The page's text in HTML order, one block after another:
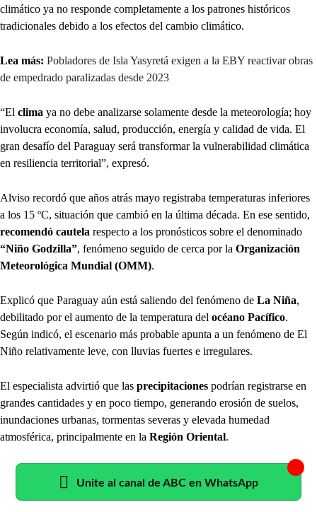
climático ya no responde completamente a los patrones históricos
tradicionales debido a los efectos del cambio climático.
Lea más: Pobladores de Isla Yasyretá exigen a la EBY reactivar obras
de empedrado paralizadas desde 2023
“El clima ya no debe analizarse solamente desde la meteorología; hoy
involucra economía, salud, producción, energía y calidad de vida. El
gran desafío del Paraguay será transformar la vulnerabilidad climática
en resiliencia territorial”, expresó.
Alviso recordó que años atrás mayo registraba temperaturas inferiores
a los 15 ºC, situación que cambió en la última década. En ese sentido,
recomendó cautela respecto a los pronósticos sobre el denominado
“Niño Godzilla”, fenómeno seguido de cerca por la Organización
Meteorológica Mundial (OMM).
Explicó que Paraguay aún está saliendo del fenómeno de La Niña,
debilitado por el aumento de la temperatura del océano Pacífico.
Según indicó, el escenario más probable apunta a un fenómeno de El
Niño relativamente leve, con lluvias fuertes e irregulares.
El especialista advirtió que las precipitaciones podrían registrarse en
grandes cantidades y en poco tiempo, generando erosión de suelos,
inundaciones urbanas, tormentas severas y elevada humedad
atmosférica, principalmente en la Región Oriental.
Unite al canal de ABC en WhatsApp